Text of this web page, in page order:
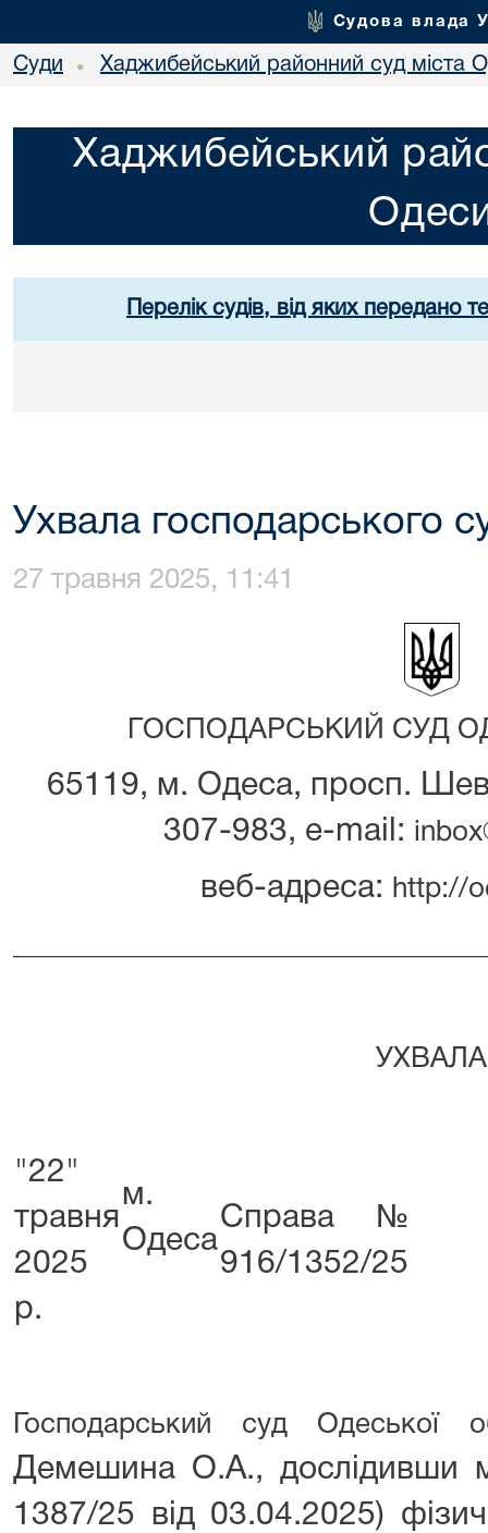
Судова влада
Суди • Хаджибейський районний суд міста
Хаджибейський
Перелік судів, від яких передано
Ухвала господарського
27 травня 2025, 11:41
ГОСПОДАРСЬКИЙ СУД
65119, м. Одеса, просп.
307-983, e-mail:
веб-адреса: http://
УХВАЛА
"22"
травня
2025
р.
м.
Одеса
Справа №
916/1352/25
Господарський суд Одеської
Демешина О.А., дослідивши
1387/25 від 03.04.2025)